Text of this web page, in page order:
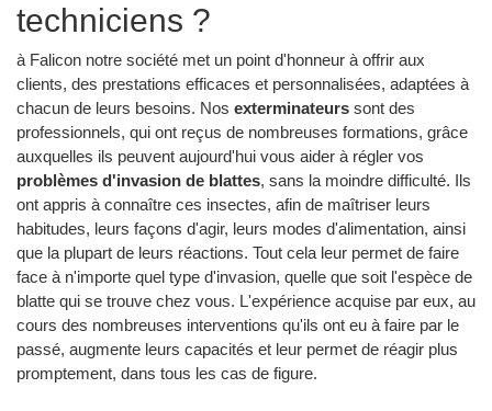
techniciens ?
à Falicon notre société met un point d'honneur à offrir aux
clients, des prestations efficaces et personnalisées, adaptées à
chacun de leurs besoins. Nos exterminateurs sont des
professionnels, qui ont reçus de nombreuses formations, grâce
auxquelles ils peuvent aujourd'hui vous aider à régler vos
problèmes d'invasion de blattes, sans la moindre difficulté. Ils
ont appris à connaître ces insectes, afin de maîtriser leurs
habitudes, leurs façons d'agir, leurs modes d'alimentation, ainsi
que la plupart de leurs réactions. Tout cela leur permet de faire
face à n'importe quel type d'invasion, quelle que soit l'espèce de
blatte qui se trouve chez vous. L'expérience acquise par eux, au
cours des nombreuses interventions qu'ils ont eu à faire par le
passé, augmente leurs capacités et leur permet de réagir plus
promptement, dans tous les cas de figure.